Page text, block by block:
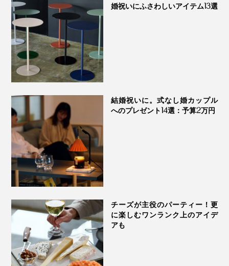
婚祝いにふさわしいアイテム13選
結婚祝いに。式なし婚カップル
へのプレゼント14選：予算2万円
チーズが主役のパーティー！更
に楽しむワンランク上のアイデ
アも